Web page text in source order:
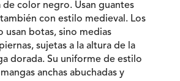
color negro. Usan guantes
con estilo medieval. Los
usan botas, sino medias
sujetas a la altura de la
dorada. Su uniforme de estilo
anchas abuchadas y